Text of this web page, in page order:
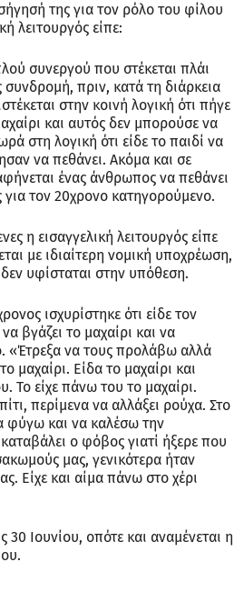
της για τον ρόλο του φίλου
λειτουργός είπε:
συνεργού που στέκεται πλάι
πριν, κατά τη διάρκεια
στην κοινή λογική ότι πήγε
και αυτός δεν μπορούσε να
στη λογική ότι είδε το παιδί να
να πεθάνει. Ακόμα και σε
ένας άνθρωπος να πεθάνει
για τον 20χρονο κατηγορούμενο.
η εισαγγελική λειτουργός είπε
με ιδιαίτερη νομική υποχρέωση,
υφίσταται στην υπόθεση.
ισχυρίστηκε ότι είδε τον
βγάζει το μαχαίρι και να
«Έτρεξα να τους προλάβω αλλά
μαχαίρι. Είδα το μαχαίρι και
Το είχε πάνω του το μαχαίρι.
περίμενα να αλλάξει ρούχα. Στο
φύγω και να καλέσω την
ο φόβος γιατί ήξερε που
μας, γενικότερα ήταν
Είχε και αίμα πάνω στο χέρι
30 Ιουνίου, οπότε και αναμένεται η